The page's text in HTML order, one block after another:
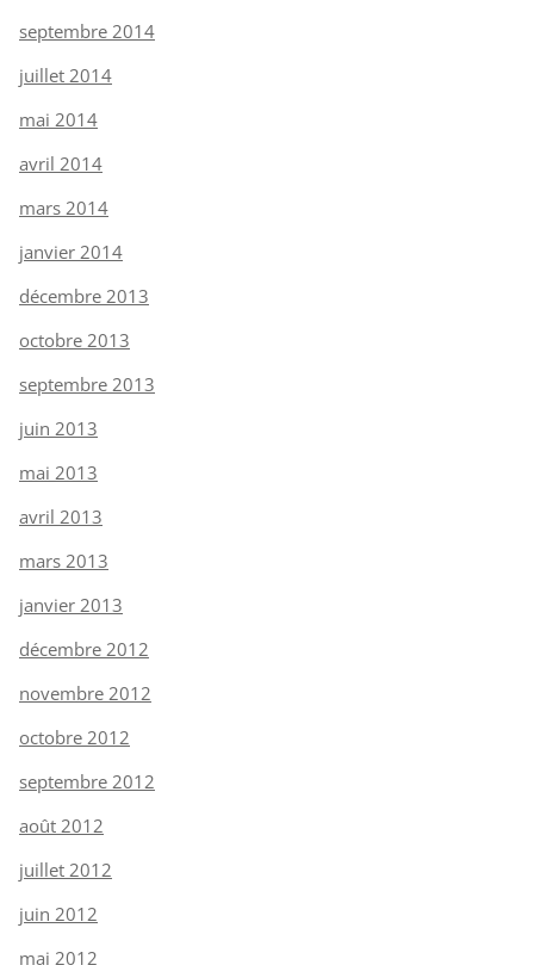
septembre 2014
juillet 2014
mai 2014
avril 2014
mars 2014
janvier 2014
décembre 2013
octobre 2013
septembre 2013
juin 2013
mai 2013
avril 2013
mars 2013
janvier 2013
décembre 2012
novembre 2012
octobre 2012
septembre 2012
août 2012
juillet 2012
juin 2012
mai 2012